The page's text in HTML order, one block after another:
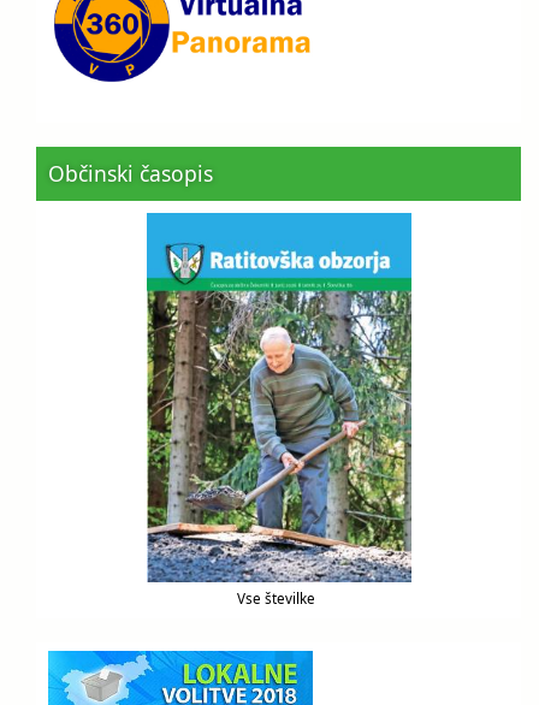
Občinski časopis
Vse številke